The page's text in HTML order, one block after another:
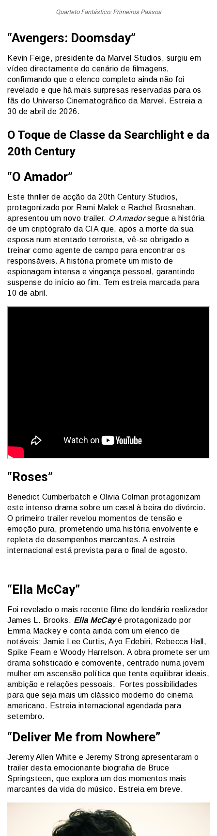
Quarteto Fantástico: Primeiros Passos
“Avengers: Doomsday”
Kevin Feige, presidente da Marvel Studios, surgiu em
vídeo directamente do cenário de filmagens,
confirmando que o elenco completo ainda não foi
revelado e que há mais surpresas reservadas para os
fãs do Universo Cinematográfico da Marvel. Estreia a
30 de abril de 2026.
O Toque de Classe da Searchlight e da
20th Century
“O Amador”
Este thriller de acção da 20th Century Studios,
protagonizado por Rami Malek e Rachel Brosnahan,
apresentou um novo trailer. O Amadorsegue a história
de um criptógrafo da CIA que, após a morte da sua
esposa num atentado terrorista, vê-se obrigado a
treinar como agente de campo para encontrar os
responsáveis. A história promete um misto de
espionagem intensa e vingança pessoal, garantindo
suspense do início ao fim. Tem estreia marcada para
10 de abril.
“Roses”
Benedict Cumberbatch e Olivia Colman protagonizam
este intenso drama sobre um casal à beira do divórcio.
O primeiro trailer revelou momentos de tensão e
emoção pura, prometendo uma história envolvente e
repleta de desempenhos marcantes. A estreia
internacional está prevista para o final de agosto.
“Ella McCay”
Foi revelado o mais recente filme do lendário realizador
James L. Brooks. Ella McCayé protagonizado por
Emma Mackey e conta ainda com um elenco de
notáveis: Jamie Lee Curtis, Ayo Edebiri, Rebecca Hall,
Spike Fearn e Woody Harrelson. A obra promete ser um
drama sofisticado e comovente, centrado numa jovem
mulher em ascensão política que tenta equilibrar ideais,
ambição e relações pessoais. Fortes possibilidades
para que seja mais um clássico moderno do cinema
americano. Estreia internacional agendada para
setembro.
“Deliver Me from Nowhere”
Jeremy Allen White e Jeremy Strong apresentaram o
trailer desta emocionante biografia de Bruce
Springsteen, que explora um dos momentos mais
marcantes da vida do músico. Estreia em breve.